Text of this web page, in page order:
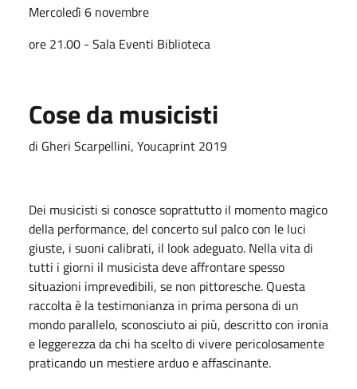
Mercoledì 6 novembre
ore 21.00 - Sala Eventi Biblioteca
Cose da musicisti
di Gheri Scarpellini, Youcaprint 2019
Dei musicisti si conosce soprattutto il momento magico
della performance, del concerto sul palco con le luci
giuste, i suoni calibrati, il look adeguato. Nella vita di
tutti i giorni il musicista deve affrontare spesso
situazioni imprevedibili, se non pittoresche. Questa
raccolta è la testimonianza in prima persona di un
mondo parallelo, sconosciuto ai più, descritto con ironia
e leggerezza da chi ha scelto di vivere pericolosamente
praticando un mestiere arduo e affascinante.